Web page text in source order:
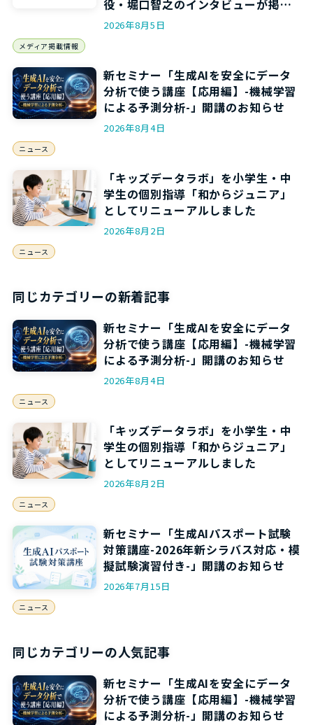
役・堀口智之のインタビューが掲載
されます
2026年8月5日
メディア掲載情報
新セミナー「生成AIを安全にデータ
分析で使う講座【応用編】-機械学習
による予測分析-」開講のお知らせ
2026年8月4日
ニュース
「キッズデータラボ」を小学生・中
学生の個別指導「和からジュニア」
としてリニューアルしました
2026年8月2日
ニュース
同じカテゴリーの新着記事
新セミナー「生成AIを安全にデータ
分析で使う講座【応用編】-機械学習
による予測分析-」開講のお知らせ
2026年8月4日
ニュース
「キッズデータラボ」を小学生・中
学生の個別指導「和からジュニア」
としてリニューアルしました
2026年8月2日
ニュース
新セミナー「生成AIパスポート試験
対策講座-2026年新シラバス対応・模
擬試験演習付き-」開講のお知らせ
2026年7月15日
ニュース
同じカテゴリーの人気記事
新セミナー「生成AIを安全にデータ
分析で使う講座【応用編】-機械学習
による予測分析-」開講のお知らせ